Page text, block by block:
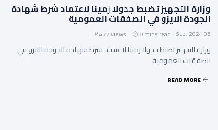
وزارة التجهيز تضبط جدولا زمينا لاعتماد شرط شهادة
الجودة الايزو في الصفقات العمومية
05 Sep, 2024
8 mins read
477 views
وزارة التجهيز تضبط جدولا زمينا لاعتماد شرط شهادة الجودة الايزو في
الصفقات العمومية
READ MORE